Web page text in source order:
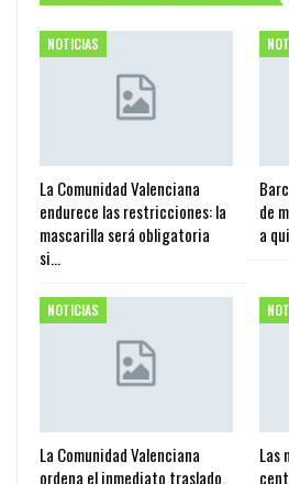
NOTICIAS
La Comunidad Valenciana
endurece las restricciones: la
mascarilla será obligatoria
si…
de
a
NOTICIAS
La Comunidad Valenciana
ordena el inmediato traslado,
Las